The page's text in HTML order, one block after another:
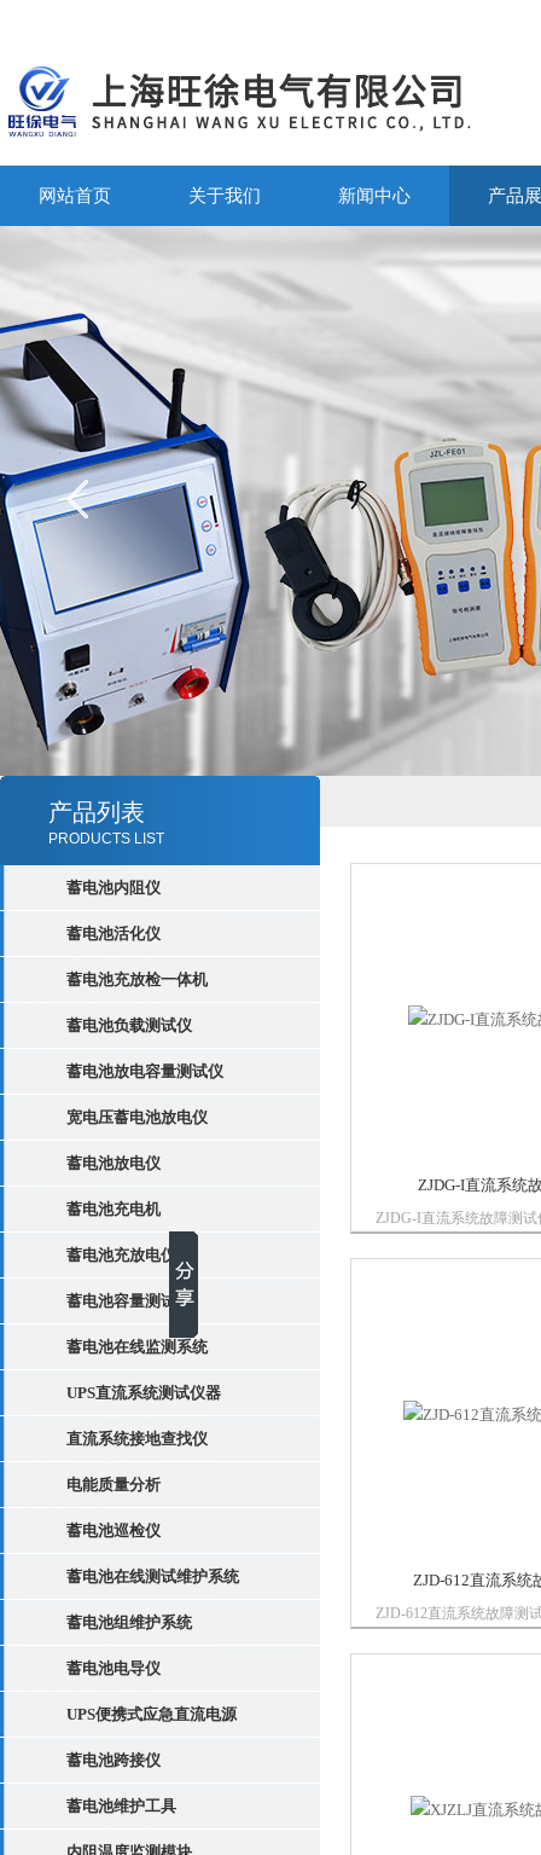
网站首页 关于我们 新闻中心 产品
产品列表
PRODUCTS LIST
蓄电池内阻仪
蓄电池活化仪
蓄电池充放检一体机
蓄电池负载测试仪
蓄电池放电容量测试仪
宽电压蓄电池放电仪
蓄电池放电仪
蓄电池充电机
蓄电池充放电仪
蓄电池容量测试仪
蓄电池在线监测系统
UPS直流系统测试仪器
直流系统接地查找仪
电能质量分析
蓄电池巡检仪
蓄电池在线测试维护系统
蓄电池组维护系统
蓄电池电导仪
UPS便携式应急直流电源
蓄电池跨接仪
蓄电池维护工具
ZJDG-I直流系统
ZJDG-I直流系统故障测
ZJD-612直流系统
ZJD-612直流系统故障测